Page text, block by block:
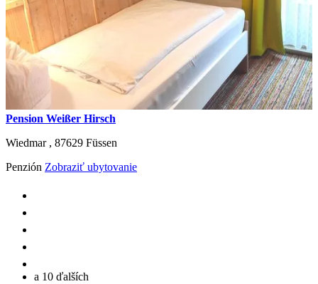
Pension Weißer Hirsch
Wiedmar , 87629 Füssen
Penzión Zobraziť ubytovanie
a 10 ďalších